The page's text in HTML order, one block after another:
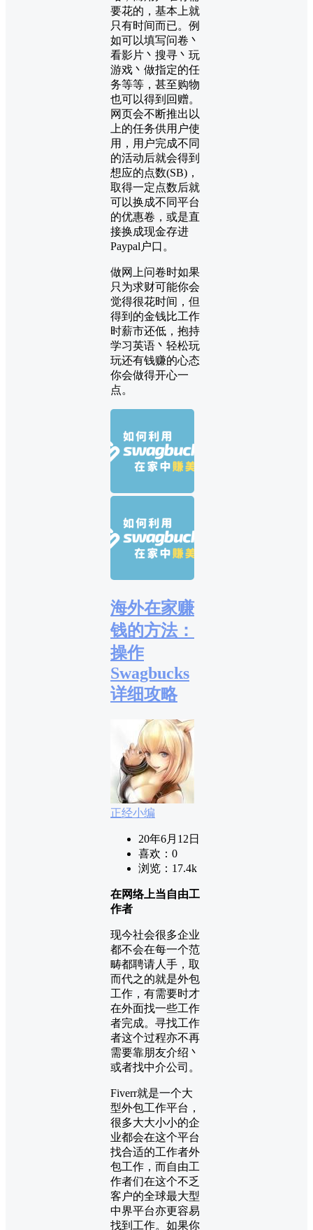
要花的，基本上就
只有时间而已。例
如可以填写问卷丶
看影片丶搜寻丶玩
游戏丶做指定的任
务等等，甚至购物
也可以得到回赠。
网页会不断推出以
上的任务供用户使
用，用户完成不同
的活动后就会得到
想应的点数(SB)，
取得一定点数后就
可以换成不同平台
的优惠卷，或是直
接换成现金存进
Paypal户口。
做网上问卷时如果
只为求财可能你会
觉得很花时间，但
得到的金钱比工作
时薪市还低，抱持
学习英语丶轻松玩
玩还有钱赚的心态
你会做得开心一
点。
海外在家赚
钱的方法：
操作
Swagbucks
详细攻略
正经小编
20年6月12日
喜欢： 0
浏览： 17.4k
在网络上当自由工
作者
现今社会很多企业
都不会在每一个范
畴都聘请人手，取
而代之的就是外包
工作，有需要时才
在外面找一些工作
者完成。寻找工作
者这个过程亦不再
需要靠朋友介绍丶
或者找中介公司。
Fiverr就是一个大
型外包工作平台，
很多大大小小的企
业都会在这个平台
找合适的工作者外
包工作，而自由工
作者们在这个不乏
客户的全球最大型
中界平台亦更容易
找到工作。如果你